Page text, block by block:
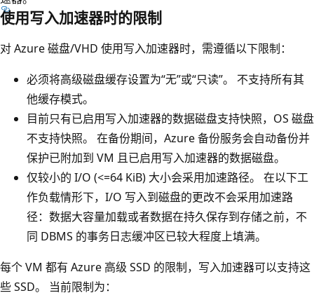
使用写入加速器时的限制
对 Azure 磁盘/VHD 使用写入加速器时，需遵循以下限制：
必须将高级磁盘缓存设置为“无”或“只读”。 不支持所有其
他缓存模式。
目前只有已启用写入加速器的数据磁盘支持快照，OS 磁盘
不支持快照。 在备份期间，Azure 备份服务会自动备份并
保护已附加到 VM 且已启用写入加速器的数据磁盘。
仅较小的 I/O (<=64 KiB) 大小会采用加速路径。 在以下工
作负载情形下，I/O 写入到磁盘的更改不会采用加速路
径：数据大容量加载或者数据在持久保存到存储之前，不
同 DBMS 的事务日志缓冲区已较大程度上填满。
每个 VM 都有 Azure 高级 SSD 的限制，写入加速器可以支持这
些 SSD。 当前限制为：